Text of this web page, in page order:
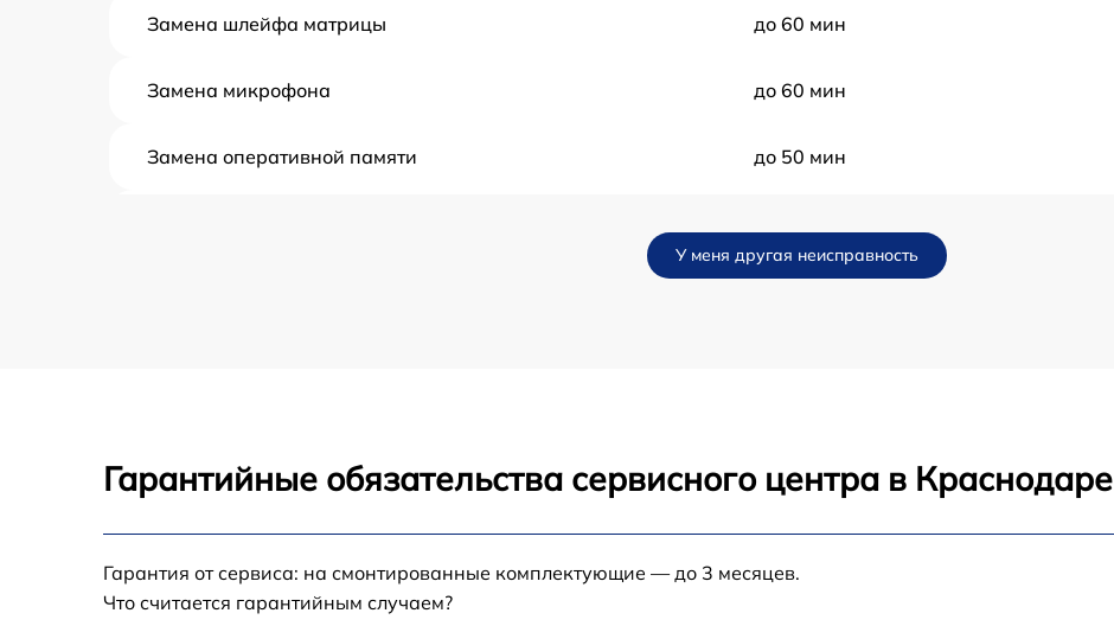
Замена шлейфа матрицы до 60 мин
Замена микрофона до 60 мин
Замена оперативной памяти до 50 мин
Замена экрана до 80 мин
У меня другая неисправность
Гарантийные обязательства сервисного центра в Краснодаре
Гарантия от сервиса: на смонтированные комплектующие — до 3 месяцев.
Что считается гарантийным случаем?